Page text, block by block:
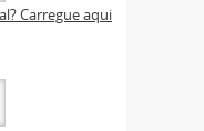
Carregue aqui